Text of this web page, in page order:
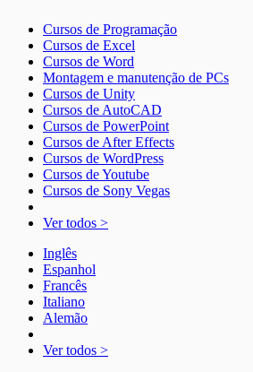
Cursos de Programação
Cursos de Excel
Cursos de Word
Montagem e manutenção de PCs
Cursos de Unity
Cursos de AutoCAD
Cursos de PowerPoint
Cursos de After Effects
Cursos de WordPress
Cursos de Youtube
Cursos de Sony Vegas
Ver todos >
Inglês
Espanhol
Francês
Italiano
Alemão
Ver todos >